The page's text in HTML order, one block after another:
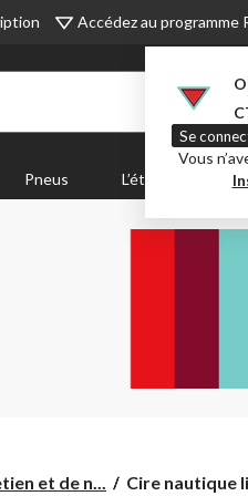
Accédez au programme
Se
Vous
Pneus L’été
et de n...
Cire
Cire nautique